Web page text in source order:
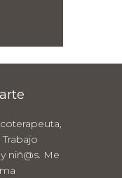
niñ@s. Me